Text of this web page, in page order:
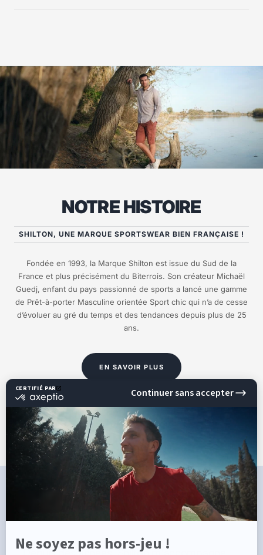
NOTRE HISTOIRE
SHILTON, UNE MARQUE SPORTSWEAR BIEN FRANÇAISE !
Fondée en 1993, la Marque Shilton est issue du Sud de la
France et plus précisément du Biterrois. Son créateur Michaël
Guedj, enfant du pays passionné de sports a lancé une gamme
de Prêt-à-porter Masculine orientée Sport chic qui n’a de cesse
d’évoluer au gré du temps et des tendances depuis plus de 25
ans.
EN SAVOIR PLUS